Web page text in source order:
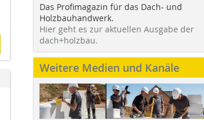
Das Profimagazin für das Dach- und
Holzbauhandwerk.
Hier geht es zur aktuellen Ausgabe der
dach+holzbau.
Weitere Medien und Kanäle